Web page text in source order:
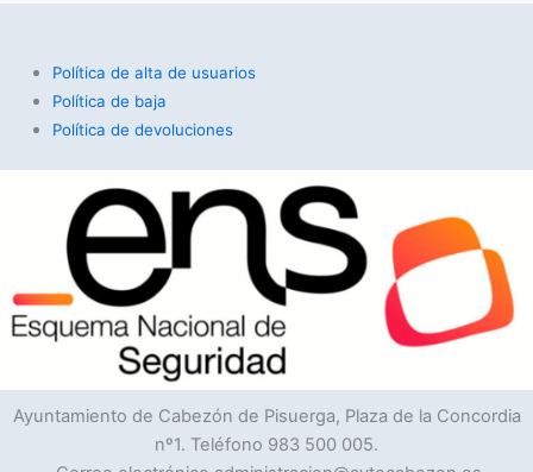
Política de alta de usuarios
Política de baja
Política de devoluciones
Ayuntamiento de Cabezón de Pisuerga, Plaza de la Concordia
nº1. Teléfono 983 500 005.